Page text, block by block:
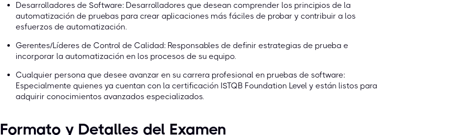
Desarrolladores de Software: Desarrolladores que desean comprender los principios de la
automatización de pruebas para crear aplicaciones más fáciles de probar y contribuir a los
esfuerzos de automatización.
Gerentes/Líderes de Control de Calidad: Responsables de definir estrategias de prueba e
incorporar la automatización en los procesos de su equipo.
Cualquier persona que desee avanzar en su carrera profesional en pruebas de software:
Especialmente quienes ya cuentan con la certificación ISTQB Foundation Level y están listos para
adquirir conocimientos avanzados especializados.
Formato y Detalles del Examen